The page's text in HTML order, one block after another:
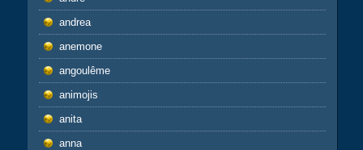
andrea
anemone
angoulême
animojis
anita
anna